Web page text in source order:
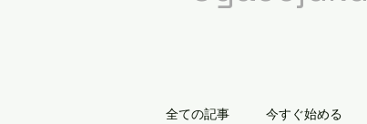
全ての記事 今すぐ始める